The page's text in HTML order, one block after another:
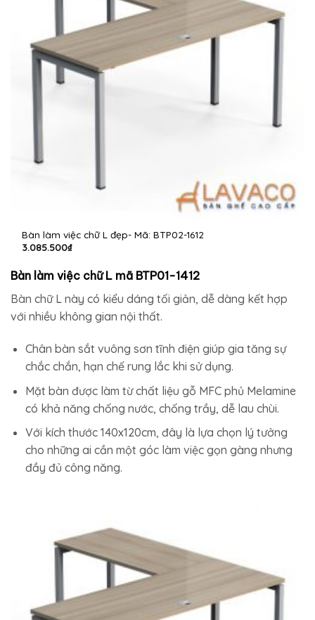
Bàn làm việc chữ L đẹp- Mã: BTP02-1612
3.085.500₫
Bàn làm việc chữ L mã BTP01-1412
Bàn chữ L này có kiểu dáng tối giản, dễ dàng kết hợp
với nhiều không gian nội thất.
Chân bàn sắt vuông sơn tĩnh điện giúp gia tăng sự
chắc chắn, hạn chế rung lắc khi sử dụng.
Mặt bàn được làm từ chất liệu gỗ MFC phủ Melamine
có khả năng chống nước, chống trầy, dễ lau chùi.
Với kích thước 140x120cm, đây là lựa chọn lý tưởng
cho những ai cần một góc làm việc gọn gàng nhưng
đầy đủ công năng.